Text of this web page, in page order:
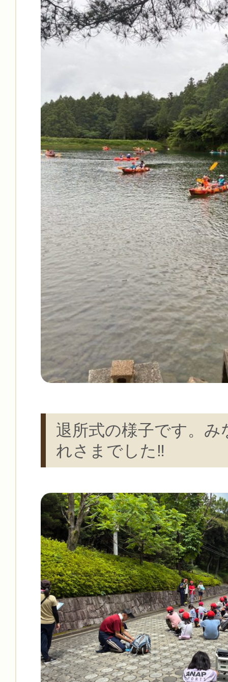
退所式の様子です。み
れさまでした‼